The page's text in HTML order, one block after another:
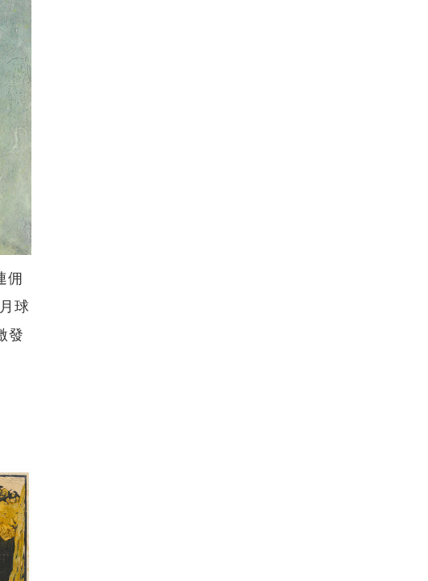
佣
球
發